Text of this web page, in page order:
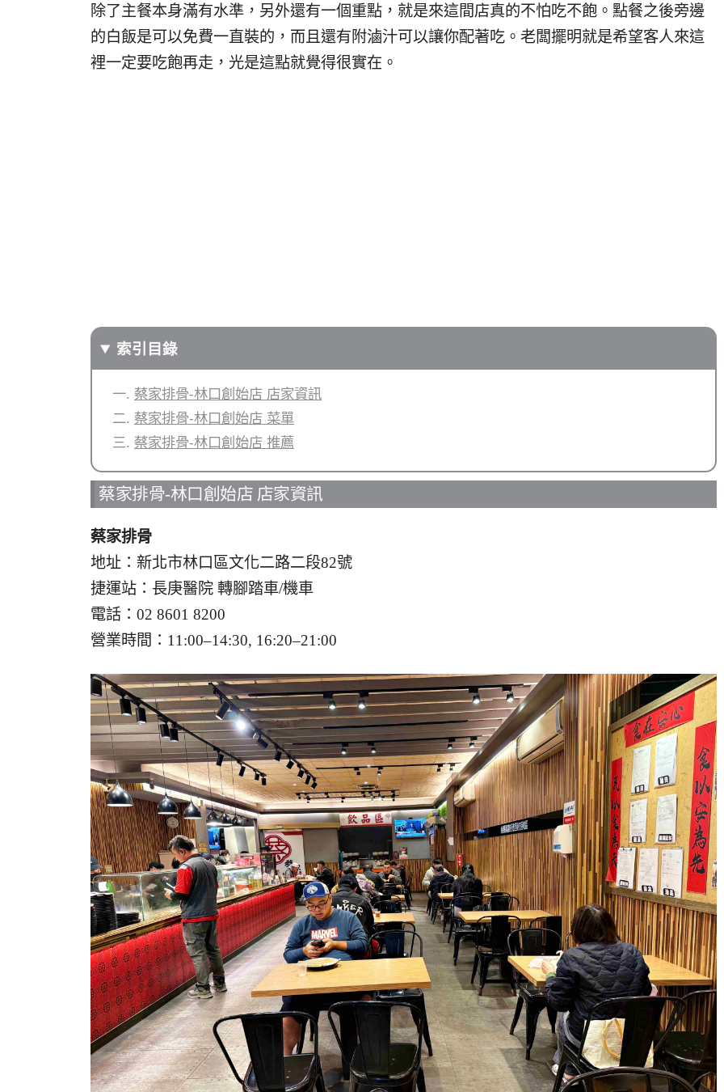
除了主餐本身滿有水準，另外還有一個重點，就是來這間店真的不怕吃不飽。點餐之後旁邊
的白飯是可以免費一直裝的，而且還有附滷汁可以讓你配著吃。老闆擺明就是希望客人來這
裡一定要吃飽再走，光是這點就覺得很實在。
索引目錄
蔡家排骨-林口創始店 店家資訊
蔡家排骨-林口創始店 菜單
蔡家排骨-林口創始店 推薦
蔡家排骨-林口創始店 店家資訊
蔡家排骨
地址：新北市林口區文化二路二段82號
捷運站：長庚醫院 轉腳踏車/機車
電話：02 8601 8200
營業時間：11:00–14:30, 16:20–21:00